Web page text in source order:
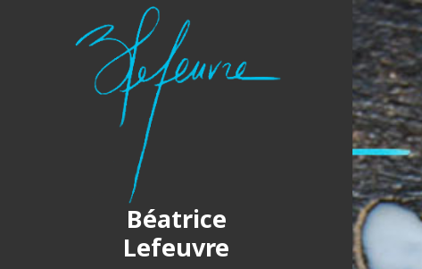
Béatrice
Lefeuvre